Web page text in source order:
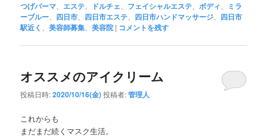
つげパーマ
エステ ドルチェ フェイシャルエステ ボディ
ミラ
ーブルー
四日市 四日市エステ 四日市ハンドマッサージ
四日市
駅近く
、美容師募集 、美容院 | コメントを残す
オススメのアイクリーム
投稿日時:2020/10/16(金)投稿者:管理人
これからも
まだまだ続くマスク生活。